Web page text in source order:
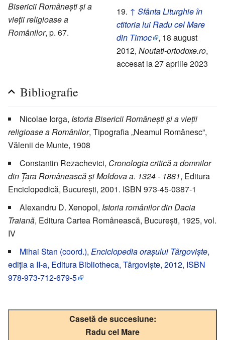
Bisericii Românești și a
vieții religioase a
Românilor, p. 67.
↑ Sfânta Liturghie în
ctitoria lui Radu cel Mare
din Timoc
, 18 august
2012, Noutati-ortodoxe.ro,
accesat la 27 aprilie 2023
Bibliografie
Nicolae Iorga, Istoria Bisericii Românești și a vieții
religioase a Românilor, Tipografia „Neamul Românesc”,
Vălenii de Munte, 1908
Constantin Rezachevici, Cronologia critică a domnilor
din Țara Românească și Moldova a. 1324 - 1881, Editura
Enciclopedică, București, 2001. ISBN 973-45-0387-1
Alexandru D. Xenopol, Istoria românilor din Dacia
Traiană, Editura Cartea Românească, București, 1925, vol.
IV
Mihai Stan (coord.), Enciclopedia orașului Târgoviște,
ediția a II-a, Editura Bibliotheca, Târgoviște, 2012, ISBN
978-973-712-679-5
Casetă de succesiune:
Radu cel Mare